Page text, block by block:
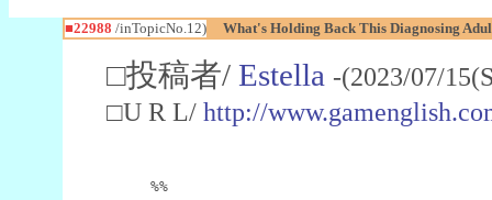
■22988 /inTopicNo.12) What's Holding Back This Diagnosing
□投稿者/ Estella -(2023/07/
□U R L/ http://
%%